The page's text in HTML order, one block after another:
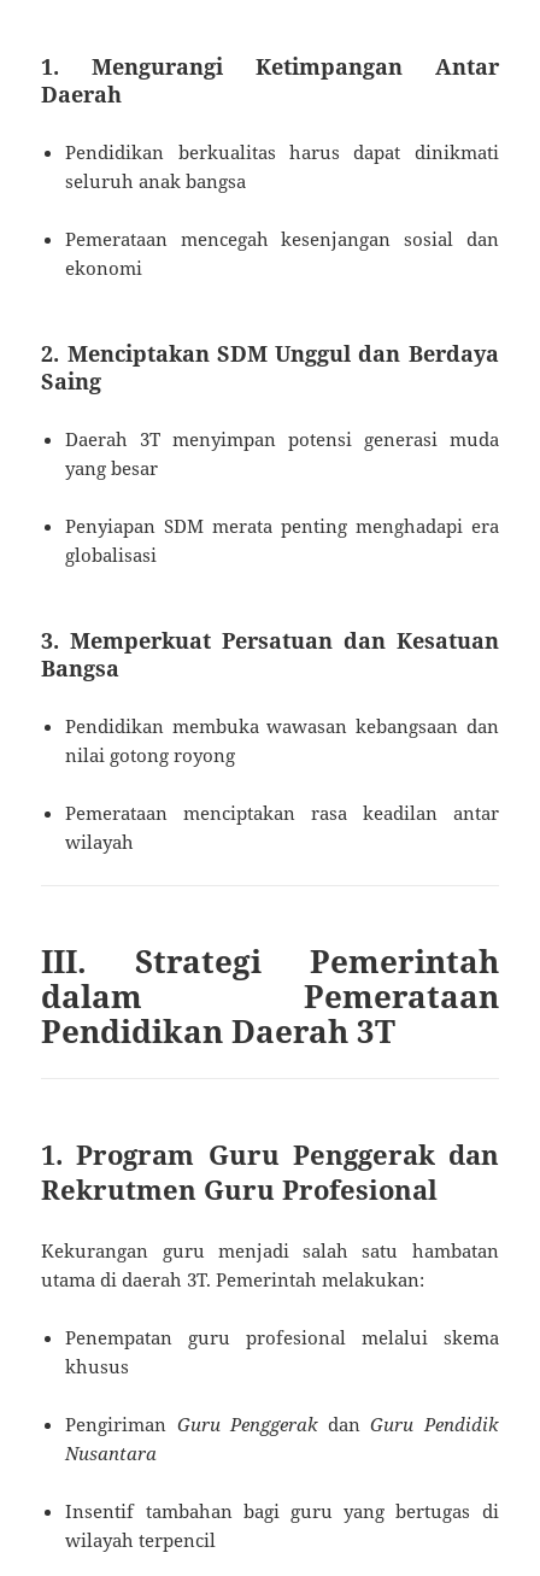
1. Mengurangi Ketimpangan Antar
Daerah
Pendidikan berkualitas harus dapat dinikmati
seluruh anak bangsa
Pemerataan mencegah kesenjangan sosial dan
ekonomi
2. Menciptakan SDM Unggul dan Berdaya
Saing
Daerah 3T menyimpan potensi generasi muda
yang besar
Penyiapan SDM merata penting menghadapi era
globalisasi
3. Memperkuat Persatuan dan Kesatuan
Bangsa
Pendidikan membuka wawasan kebangsaan dan
nilai gotong royong
Pemerataan menciptakan rasa keadilan antar
wilayah
III. Strategi Pemerintah
dalam Pemerataan
Pendidikan Daerah 3T
1. Program Guru Penggerak dan
Rekrutmen Guru Profesional
Kekurangan guru menjadi salah satu hambatan
utama di daerah 3T. Pemerintah melakukan:
Penempatan guru profesional melalui skema
khusus
Pengiriman Guru PenggerakdanGuru Pendidik
Nusantara
Insentif tambahan bagi guru yang bertugas di
wilayah terpencil